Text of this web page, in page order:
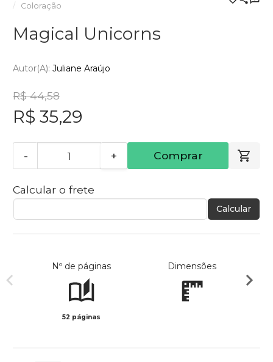
Coloração
Magical Unicorns
Autor(a): Juliane Araújo
R$ 44,58
R$ 35,29
- + Comprar
Calcular o frete
Calcular
Nº de páginas
52 páginas
Dimensões